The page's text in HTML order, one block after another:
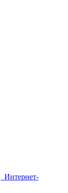
Интернет-